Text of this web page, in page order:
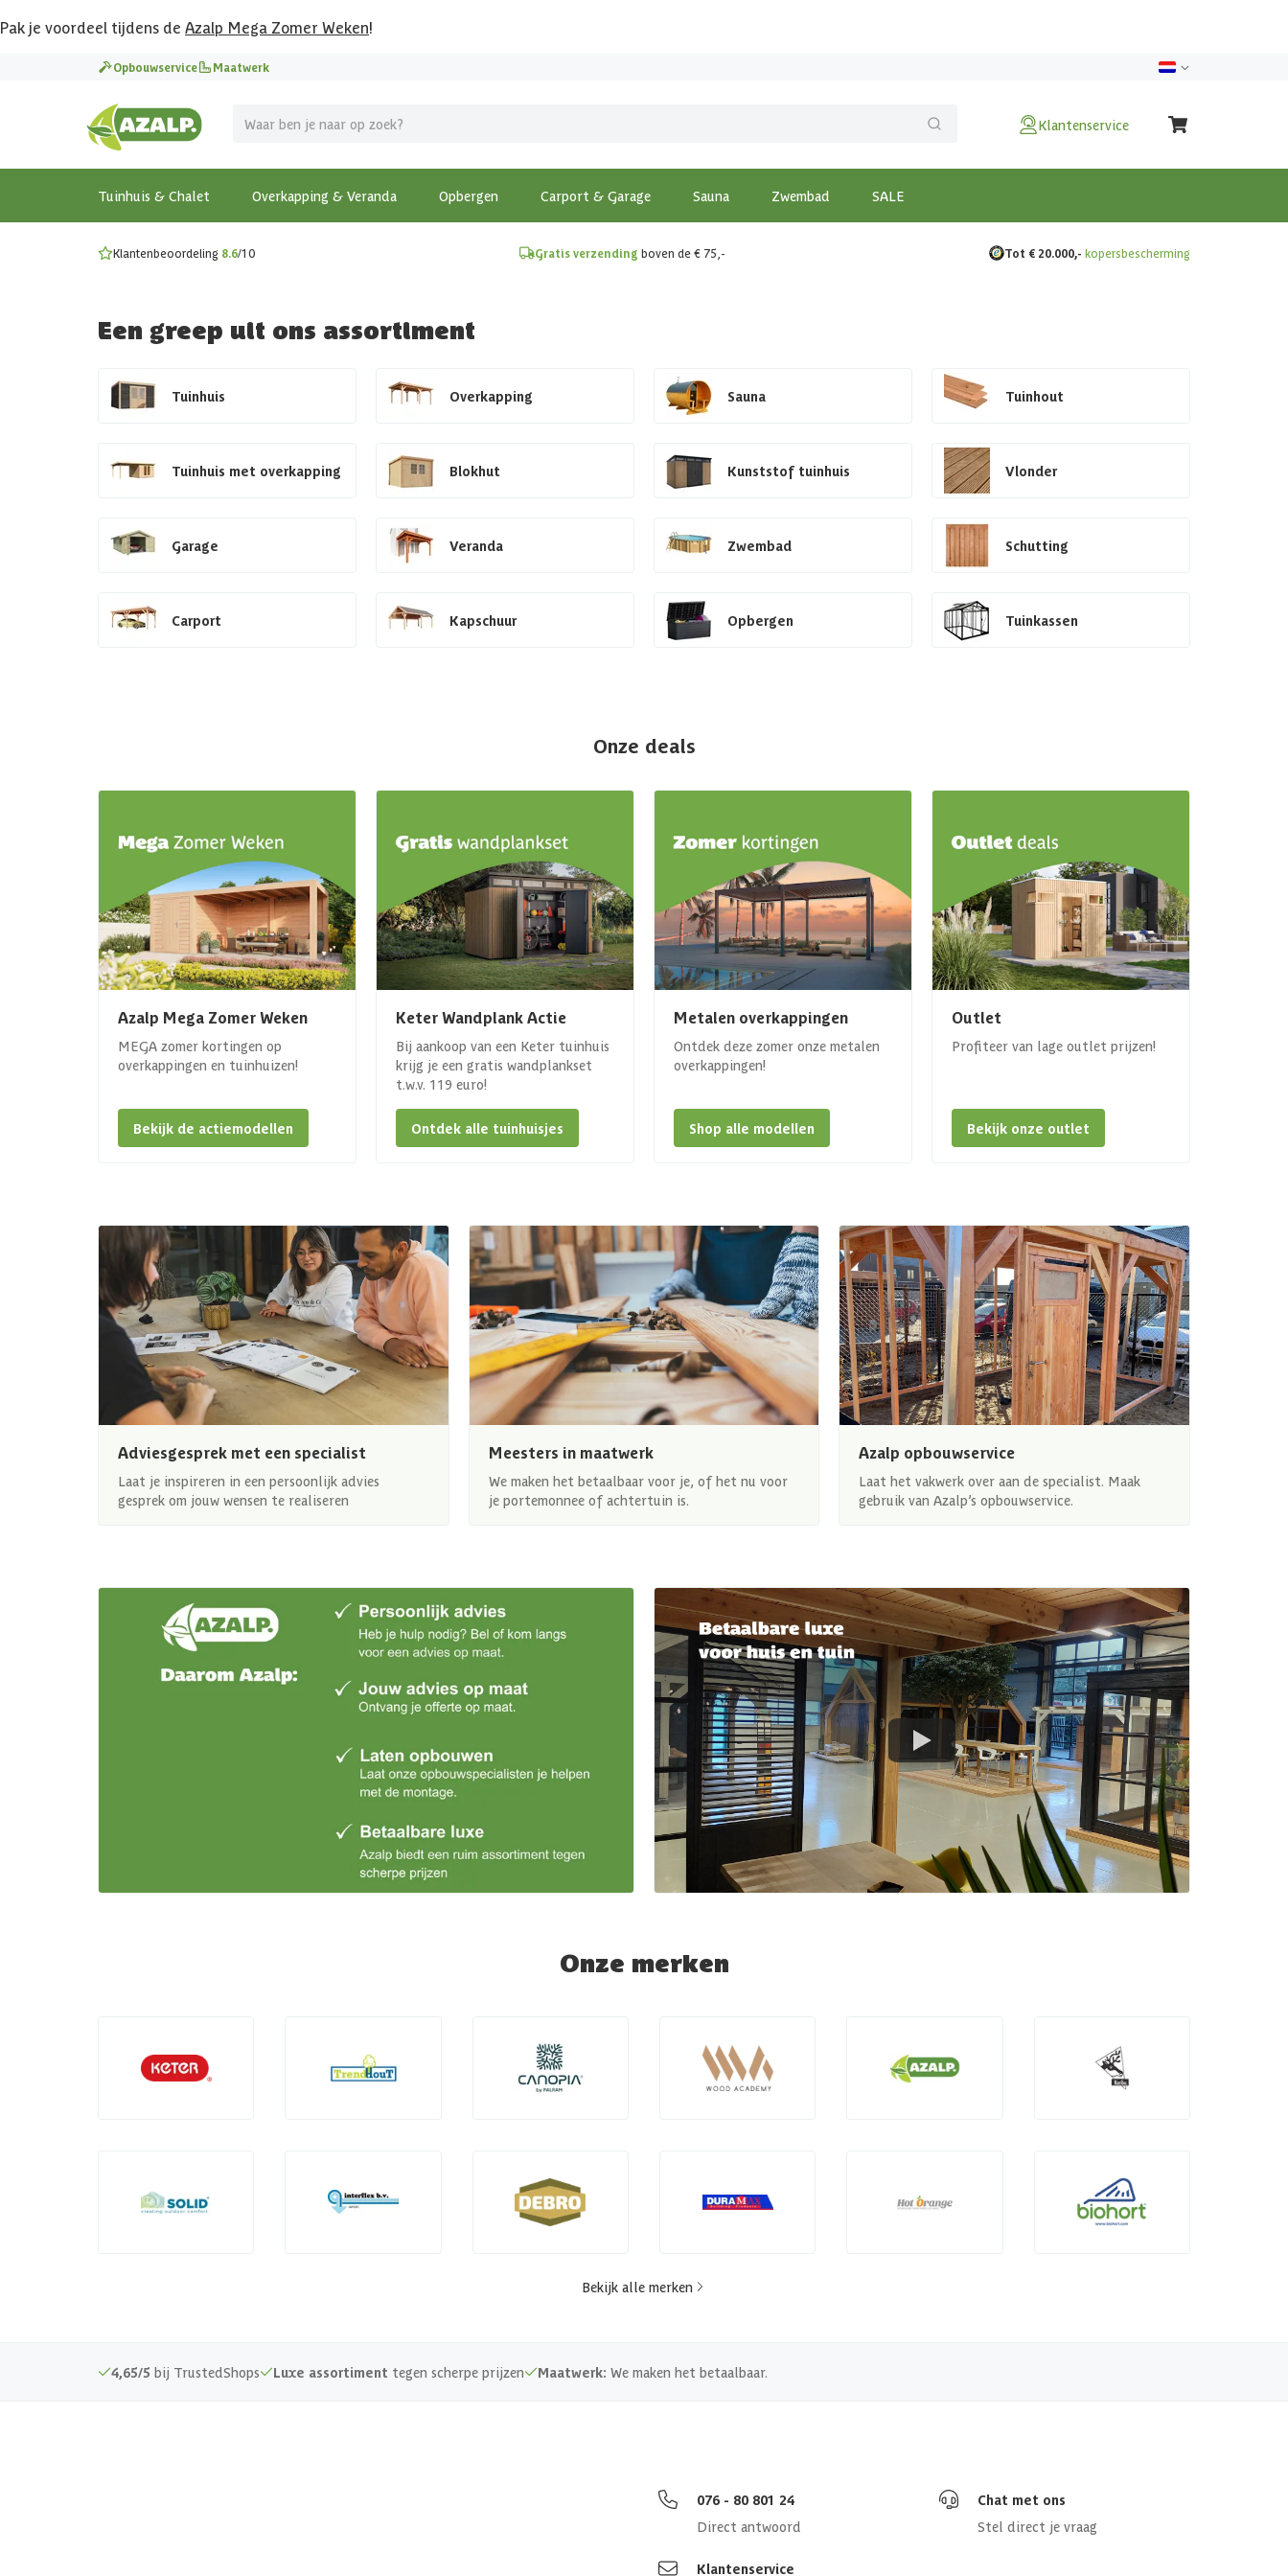
Pak je voordeel tijdens de Azalp Mega Zomer Weken!
Opbouwservice Maatwerk
Klantenservice
Tuinhuis & Chalet Overkapping & Veranda Opbergen Carport & Garage Sauna Zwembad SALE
Vier vakantie in je tuin
MEGA zomer kortingen op overkappingen en tuinhuizen!
Bekijk de actiemodellen
Gratis wandplankset
Ontdek onze metalen overkappingen
Klantenbeoordeling 8.6/10 Gratis verzending boven de € 75,- Tot € 20.000,- kopersbescherming
Een greep uit ons assortiment
Tuinhuis Overkapping Sauna Tuinhout
Tuinhuis met overkapping Blokhut Kunststof tuinhuis Vlonder
Garage Veranda Zwembad Schutting
Carport Kapschuur Opbergen Tuinkassen
Onze deals
Azalp Mega Zomer Weken
MEGA zomer kortingen op
overkappingen en tuinhuizen!
Bekijk de actiemodellen
Keter Wandplank Actie
Bij aankoop van een Keter tuinhuis
krijg je een gratis wandplankset
t.w.v. 119 euro!
Ontdek alle tuinhuisjes
Metalen overkappingen
Ontdek deze zomer onze metalen
overkappingen!
Shop alle modellen
Outlet
Profiteer van lage outlet prijzen!
Bekijk onze outlet
Adviesgesprek met een specialist
Laat je inspireren in een persoonlijk advies
gesprek om jouw wensen te realiseren
Meesters in maatwerk
We maken het betaalbaar voor je, of het nu voor
je portemonnee of achtertuin is.
Azalp opbouwservice
Laat het vakwerk over aan de specialist. Maak
gebruik van Azalp’s opbouwservice.
Onze merken
Bekijk alle merken
4,65/5 bij TrustedShops Luxe assortiment tegen scherpe prijzen Maatwerk: We maken het betaalbaar.
076 - 80 801 24
Direct antwoord
Chat met ons
Stel direct je vraag
Klantenservice